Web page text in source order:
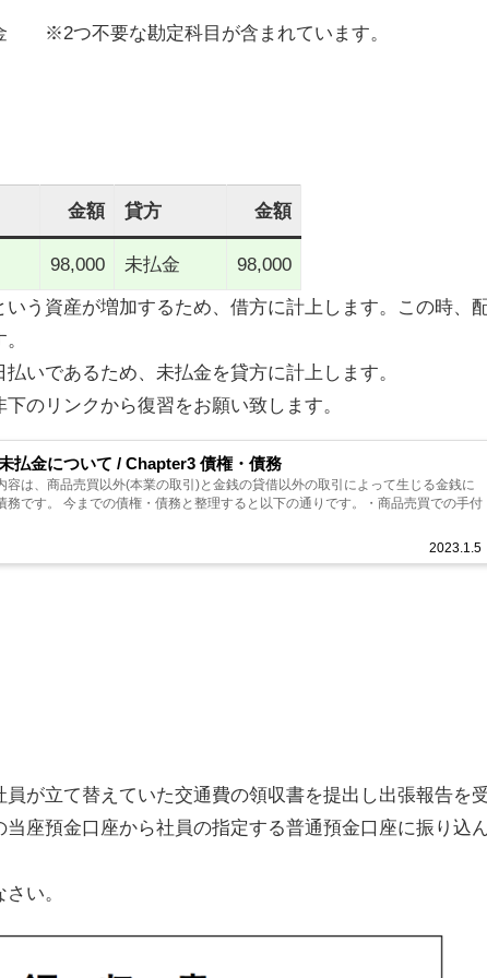
※2つ不要な勘定科目が含まれています。
金額 貸方 金額
98,000 未払金 98,000
いう資産が増加するため、借方に計上します。この時、
いであるため、未払金を貸方に計上 します。
のリンクから復習をお願い致します。
払金について / Chapter3 債権・債務
2023.1.5
容は、商品売買以外(本業の取引)と金銭の貸借以外の取引によって生じる金銭に
務です。 今までの債権・債務と整理すると以下の通りです。・商品売買での手付
が立て替えていた交通費の領収書を提出し出張報告を
座預金口座から社員の指定する普通預金口座に振り込
い。